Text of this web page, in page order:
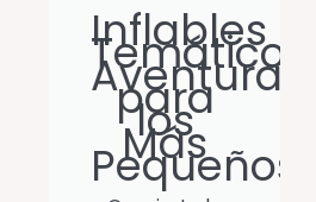
Inflables
Temáticos:
Aventuras
para
los
Más
Pequeños